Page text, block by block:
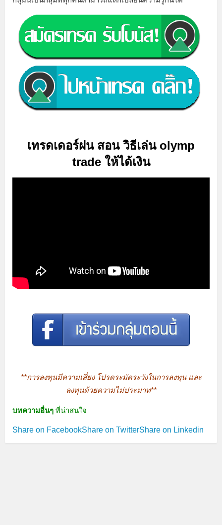
เทรดเดอร์ฝน สอน วิธีเล่น olymp
trade ให้ได้เงิน
**การลงทุนมีความเสี่ยง โปรดระมัดระวังในการลงทุน และ
ลงทุนด้วยความไม่ประมาท**
บทความอื่นๆ ที่น่าสนใจ
Share on FacebookShare on TwitterShare on Linkedin